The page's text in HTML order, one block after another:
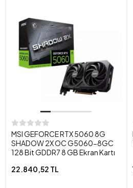
MSI GEFORCE RTX 5060 8G
SHADOW 2X OC G5060-8GC
128 Bit GDDR7 8 GB Ekran Kartı
22.840,52 TL